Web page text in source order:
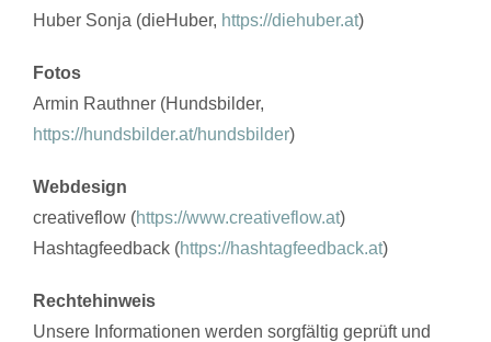
Huber Sonja (dieHuber, https://diehuber.at)
Fotos
Armin Rauthner (Hundsbilder,
https://hundsbilder.at/hundsbilder)
Webdesign
creativeflow (https://www.creativeflow.at)
Hashtagfeedback (https://hashtagfeedback.at)
Rechtehinweis
Unsere Informationen werden sorgfältig geprüft und